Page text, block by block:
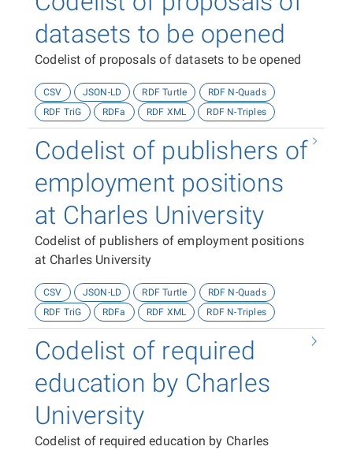
datasets to be opened
Codelist of proposals of datasets to be opened
CSV JSON-LD RDF Turtle
RDF N-Quads
RDF TriG
RDFa RDF XML RDF N-Triples
Codelist of publishers of
employment positions
at Charles University
Codelist of publishers of employment positions
at Charles University
CSV JSON-LD RDF Turtle
RDF N-Quads
RDF TriG
RDFa RDF XML RDF N-Triples
Codelist of required
education by Charles
University
Codelist of required education by Charles